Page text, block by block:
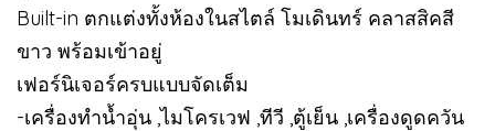
Built-in ตกแต่งทั้งห้องในสไตล์ โมเดินทร์ คลาสสิคสี
ขาว พร้อมเข้าอยู่
เฟอร์นิเจอร์ครบแบบจัดเต็ม
-เครื่องทำน้ำอุ่น ,ไมโครเวฟ ,ทีวี ,ตู้เย็น ,เครื่องดูดควัน